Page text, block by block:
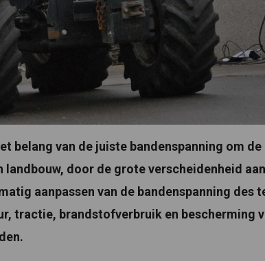
belang van de juiste bandenspanning om de
landbouw, door de grote verscheidenheid aan
aanpassen van de bandenspanning des
tractie, brandstofverbruik en bescherming